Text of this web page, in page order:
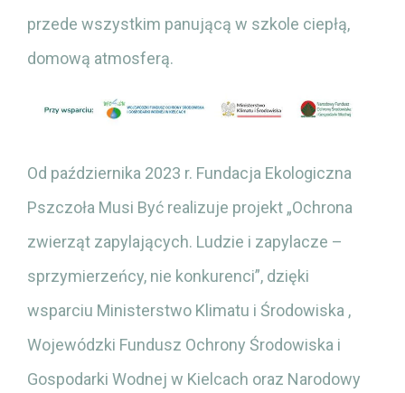
przede wszystkim panującą w szkole ciepłą,
domową atmosferą.
Od października 2023 r. Fundacja Ekologiczna
Pszczoła Musi Być realizuje projekt „Ochrona
zwierząt zapylających. Ludzie i zapylacze –
sprzymierzeńcy, nie konkurenci”, dzięki
wsparciu Ministerstwo Klimatu i Środowiska ,
Wojewódzki Fundusz Ochrony Środowiska i
Gospodarki Wodnej w Kielcach oraz Narodowy